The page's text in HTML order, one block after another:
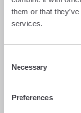
them or that
services.
Selection
Necessary
Preferences